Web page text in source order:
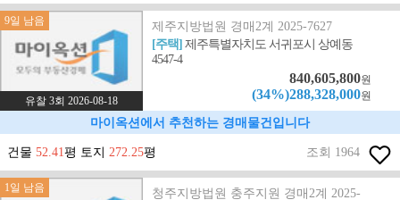
9일 남음
유찰 3회 2026-08-18
제주지방법원 경매2계 2025-7627
[주택]제주특별자치도 서귀포시 상예동
4547-4
840,605,800원
(34%)288,328,000원
마이옥션에서 추천하는 경매물건입니다
건물 52.41평 토지 272.25평 조회 1964
1일 남음
청주지방법원 충주지원 경매2계 2025-